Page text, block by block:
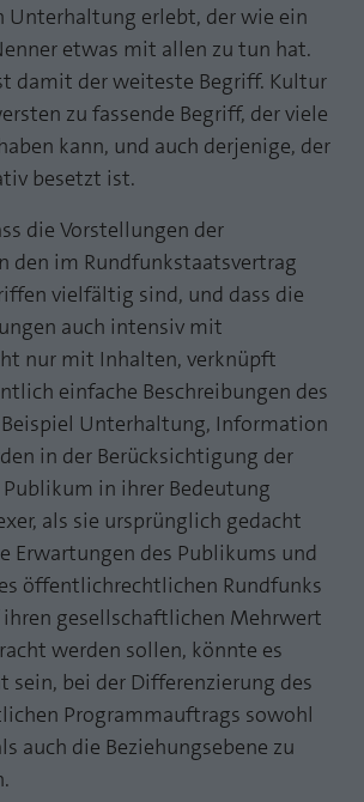
Unterhaltung erlebt, der wie ein
etwas mit allen zu tun hat.
damit der weiteste Begriff. Kultur
zu fassende Begriff, der viele
kann, und auch derjenige, der
besetzt ist.
die Vorstellungen der
den im Rundfunkstaatsvertrag
vielfältig sind, und dass die
auch intensiv mit
nur mit Inhalten, verknüpft
einfache Beschreibungen des
Unterhaltung, Information
in der Berücksichtigung der
in ihrer Bedeutung
als sie ursprünglich gedacht
Erwartungen des Publikums und
öffentlichrechtlichen Rundfunks
gesellschaftlichen Mehrwert
werden sollen, könnte es
sein, bei der Differenzierung des
Programmauftrags sowohl
auch die Beziehungsebene zu